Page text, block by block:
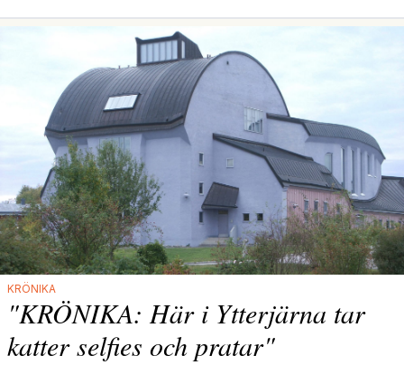
KRÖNIKA
"KRÖNIKA: Här i Ytterjärna tar
katter selfies och pratar"